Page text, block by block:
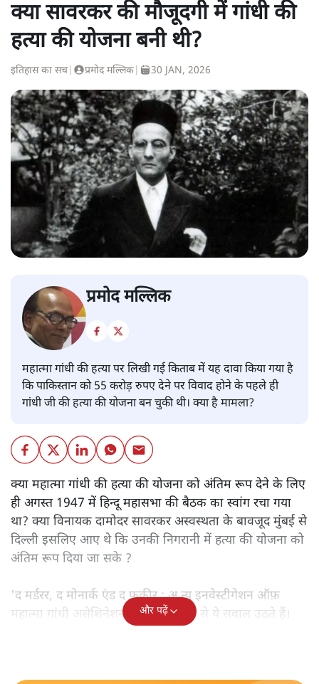
क्या सावरकर की मौजूदगी में गांधी की
हत्या की योजना बनी थी?
इतिहास का सच प्रमोद मल्लिक 30 JAN, 2026
प्रमोद मल्लिक
महात्मा गांधी की हत्या पर लिखी गई किताब में यह दावा किया गया है
कि पाकिस्तान को 55 करोड़ रुपए देने पर विवाद होने के पहले ही
गांधी जी की हत्या की योजना बन चुकी थी। क्या है मामला?
क्या महात्मा गांधी की हत्या की योजना को अंतिम रूप देने के लिए
ही अगस्त 1947 में हिन्दू महासभा की बैठक का स्वांग रचा गया
था? क्या विनायक दामोदर सावरकर अस्वस्थता के बावजूद मुंबई से
दिल्ली इसलिए आए थे कि उनकी निगरानी में हत्या की योजना को
अंतिम रूप दिया जा सके ?
'द मर्डरर, द मोनार्क एंड द फ़कीर : अ न्यू इनवेस्टीगेशन ऑफ़
महात्मा गांधी असेशिनेशन' नामक किताब से ये सवाल उठते हैं।
और पढ़ें